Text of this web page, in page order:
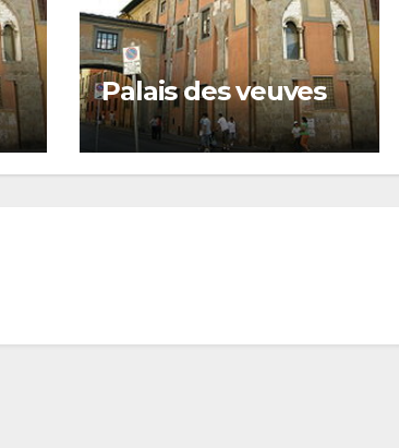
Palais des veuves